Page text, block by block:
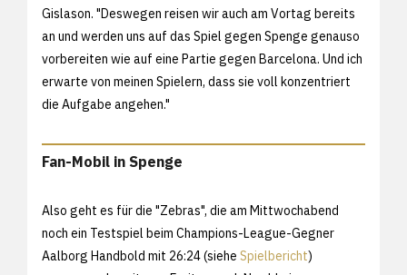
Gislason. "Deswegen reisen wir auch am Vortag bereits
an und werden uns auf das Spiel gegen Spenge genauso
vorbereiten wie auf eine Partie gegen Barcelona. Und ich
erwarte von meinen Spielern, dass sie voll konzentriert
die Aufgabe angehen."
Fan-Mobil in Spenge
Also geht es für die "Zebras", die am Mittwochabend
noch ein Testspiel beim Champions-League-Gegner
Aalborg Handbold mit 26:24 (siehe Spielbericht)